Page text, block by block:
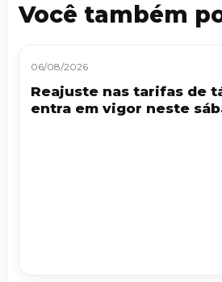
Você também
06/08/2026
Reajuste nas tarifas de
entra em vigor neste